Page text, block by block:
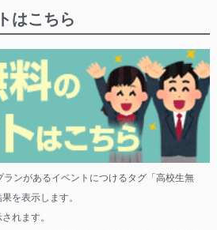
はこちら
ンがあるイベントにつけるタグ「高校生無
を表示します。
れます。